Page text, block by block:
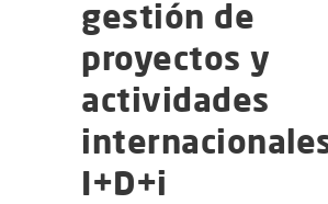
gestión de
proyectos y
actividades
I+D+i